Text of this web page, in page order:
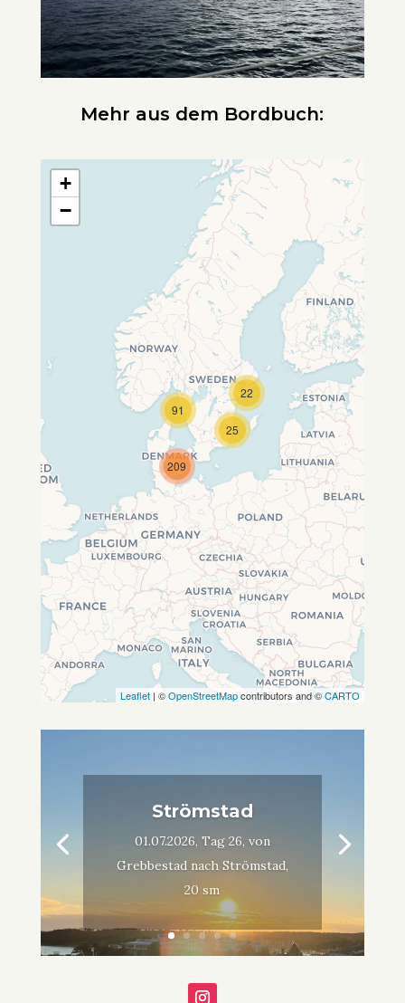
Mehr aus dem Bordbuch:
Travelers' Map wird geladen …
Wenn du dies siehst, nachdem
deine Seite vollständig geladen
wurde, fehlen leafletJS-Dateien.
22
25
209
91
+
−
Leaflet | ©OpenStreetMapcontributors and ©CARTO
Strömstad
01.07.2026, Tag 26, von
Grebbestad nach Strömstad,
20 sm